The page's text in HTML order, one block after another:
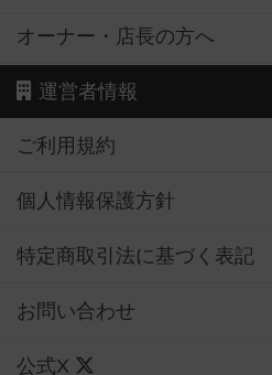
オーナー・店長の方へ
運営者情報
ご利用規約
個人情報保護方針
特定商取引法に基づく表記
お問い合わせ
公式X